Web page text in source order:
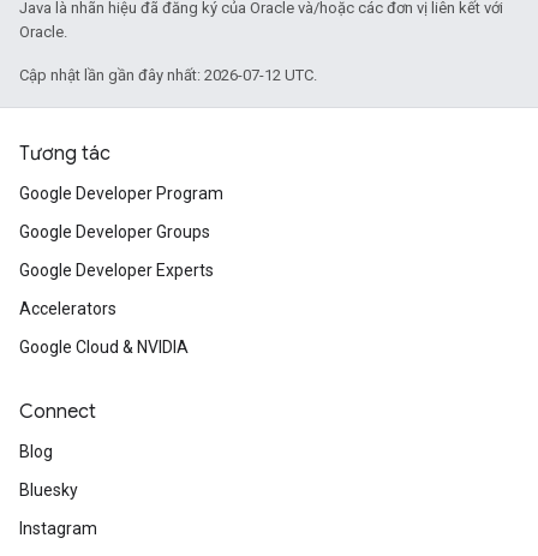
Java là nhãn hiệu đã đăng ký của Oracle và/hoặc các đơn vị liên kết với
Oracle.
Cập nhật lần gần đây nhất: 2026-07-12 UTC.
Tương tác
Google Developer Program
Google Developer Groups
Google Developer Experts
Accelerators
Google Cloud & NVIDIA
Connect
Blog
Bluesky
Instagram